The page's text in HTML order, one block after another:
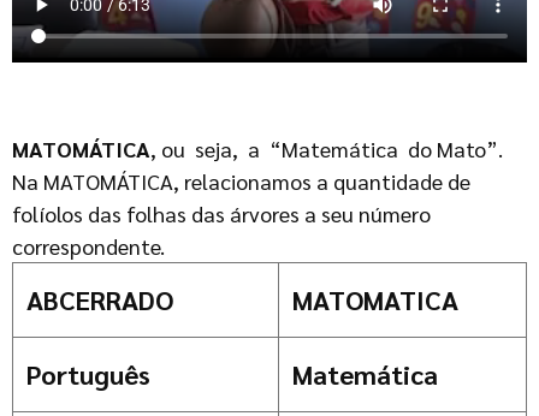
MATOMÁTICA, ou seja, a “Matemática do Mato”.
Na MATOMÁTICA, relacionamos a quantidade de
folíolos das folhas das árvores a seu número
correspondente.
ABCERRADO MATOMATICA
Português Matemática